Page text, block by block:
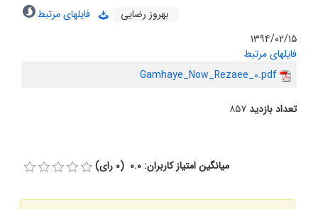
بهروز رضایی
فایلهای مرتبط
۱۳۹۴/۰۲/۱۵
فایلهای مرتبط
Gamhaye_Now_Rezaee_0.pdf
تعداد بازدید۸۵۷
میانگین امتیاز کاربران: 0.0 (0 رای)